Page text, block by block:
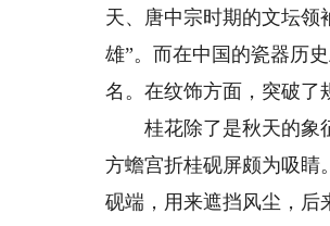
天、唐中宗时期的文坛领
雄”。而在中国的瓷器历
名。在纹饰方面，突破了
桂花除了是秋天的象征
方蟾宫折桂砚屏颇为吸睛
砚端，用来遮挡风尘，后